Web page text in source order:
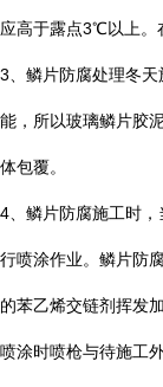
应高于露点3℃以上。
3 、鳞片防腐处理冬
能，所以玻璃鳞片胶
体包覆。
4 、鳞片防腐施工时
行喷涂作业。鳞片防
的苯乙烯交链剂挥发
喷涂时喷枪与待施工